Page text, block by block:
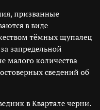
призванные
в виде
тёмных щупалец
запредельной
малого количества
сведений об
в Квартале черни.